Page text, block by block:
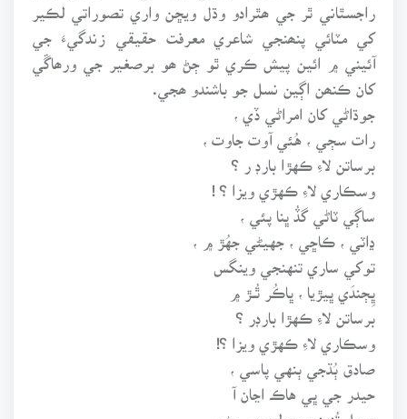
راجسٿاني ٿر جي ھٿرادو وڌل ويڇن واري تصوراتي لڪير
کي مٽائي پنھنجي شاعري معرفت حقيقي زندگيءَ جي
آئيني ۾ ائين پيش ڪري ٿو ڄڻ ھو برصغير جي ورھاڱي
کان ڪنھن اڳين نسل جو باشندو ھجي.
جوڌاڻي کان امراڻي ڏي ،
رات سڄي ، هُئي آوت جاوت ،
برساتن لاءِ ڪهڙا بارڊ ر ؟
وسڪاري لاءِ ڪهڙي ويزا ؟ !
ساڳي ٽاڻي گڏُ ڀنا پئي ،
ڍاٽي ، ڪاڇي ، جهيڻي جهُڙ ۾ ،
توکي ساري تنهنجي وينگس
ڀِڄندَي ڀيڙيا ، ڀاڪُر ٿُــڙ ۾
برساتن لاءِ ڪهڙا بارڊر ؟
وسڪاري لاءِ ڪهڙي ويزا ؟!
صادق ٻُڌجي ٻنهي پاسي ،
حيدر جي ڀي هاڪ اڃان آ
ٻيجل تُنهنجن ٻولن جي پڻ ،